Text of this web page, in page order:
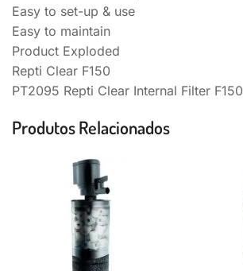
Easy to set-up & use
Easy to maintain
Product Exploded
Repti Clear F150
PT2095 Repti Clear Internal Filter F150
Produtos Relacionados